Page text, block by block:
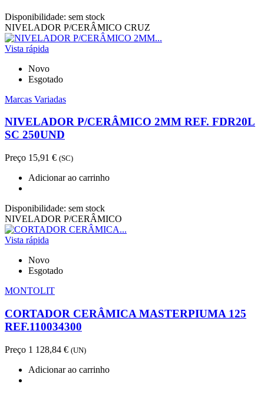
Disponibilidade: sem stock
NIVELADOR P/CERÂMICO CRUZ
Vista rápida
Novo
Esgotado
Marcas Variadas
NIVELADOR P/CERÂMICO 2MM REF. FDR20L
SC 250UND
Preço 15,91 € (SC)
Adicionar ao carrinho
Disponibilidade: sem stock
NIVELADOR P/CERÂMICO
Vista rápida
Novo
Esgotado
MONTOLIT
CORTADOR CERÂMICA MASTERPIUMA 125
REF.110034300
Preço 1 128,84 € (UN)
Adicionar ao carrinho